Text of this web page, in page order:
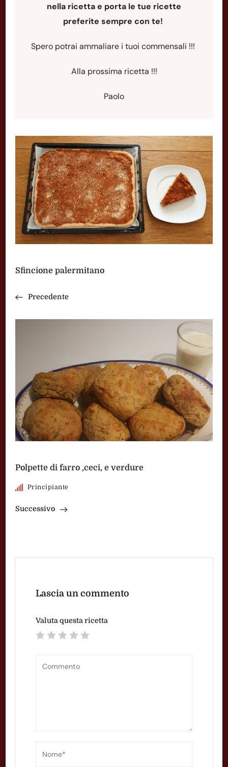
nella ricetta e porta le tue ricette
preferite sempre con te!
Spero potrai ammaliare i tuoi commensali !!!
Alla prossima ricetta !!!
Paolo
Sfincione palermitano
Precedente
Polpette di farro ,ceci, e verdure
Principiante
Successivo
Lascia un commento
Valuta questa ricetta